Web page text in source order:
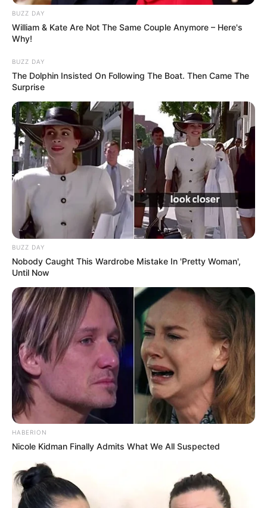
Serem! 9 Chat Ojek Online &
Pelanggan Ini Bikin Auto
Merinding
Bikin Ngakak, 10 Potret
Cosplay Murah Pakai Bahan
Seadanya
Anti Mainstream, 10 Cara
Membawa Barang Belanjaan
Versi Warga Thailand
BUZZ DAY
William & Kate Are Not The Same Couple Anymore – Here's
Why!
BUZZ DAY
The Dolphin Insisted On Following The Boat. Then Came The
Surprise
BUZZ DAY
Nobody Caught This Wardrobe Mistake In 'Pretty Woman',
Until Now
HABERION
Nicole Kidman Finally Admits What We All Suspected